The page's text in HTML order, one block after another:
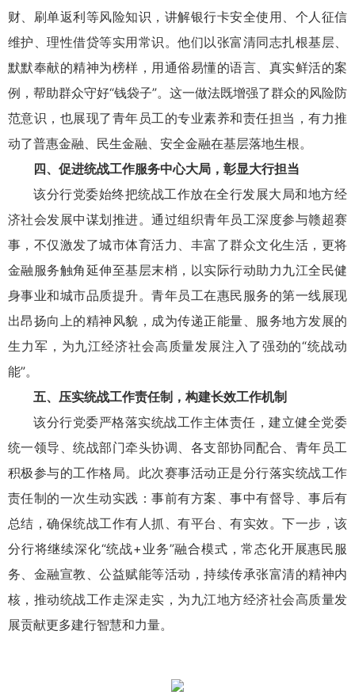
财、刷单返利等风险知识，讲解银行卡安全使用、个人征信
维护、理性借贷等实用常识。他们以张富清同志扎根基层、
默默奉献的精神为榜样，用通俗易懂的语言、真实鲜活的案
例，帮助群众守好“钱袋子”。这一做法既增强了群众的风险防
范意识，也展现了青年员工的专业素养和责任担当，有力推
动了普惠金融、民生金融、安全金融在基层落地生根。
四、促进统战工作服务中心大局，彰显大行担当
该分行党委始终把统战工作放在全行发展大局和地方经
济社会发展中谋划推进。通过组织青年员工深度参与赣超赛
事，不仅激发了城市体育活力、丰富了群众文化生活，更将
金融服务触角延伸至基层末梢，以实际行动助力九江全民健
身事业和城市品质提升。青年员工在惠民服务的第一线展现
出昂扬向上的精神风貌，成为传递正能量、服务地方发展的
生力军，为九江经济社会高质量发展注入了强劲的“统战动
能”。
五、压实统战工作责任制，构建长效工作机制
该分行党委严格落实统战工作主体责任，建立健全党委
统一领导、统战部门牵头协调、各支部协同配合、青年员工
积极参与的工作格局。此次赛事活动正是分行落实统战工作
责任制的一次生动实践：事前有方案、事中有督导、事后有
总结，确保统战工作有人抓、有平台、有实效。下一步，该
分行将继续深化“统战+业务”融合模式，常态化开展惠民服
务、金融宣教、公益赋能等活动，持续传承张富清的精神内
核，推动统战工作走深走实，为九江地方经济社会高质量发
展贡献更多建行智慧和力量。